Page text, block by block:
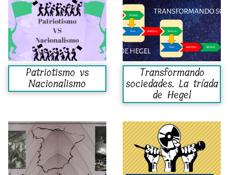
Patriotismo vs
Nacionalismo
Transformando
sociedades. La tríada
de Hegel